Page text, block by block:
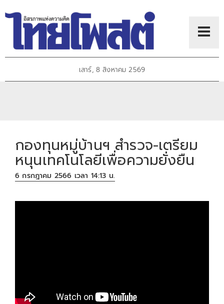
เสาร์, 8 สิงหาคม 2569
กองทุนหมู่บ้านฯ สำรวจ-เตรียม
หนุนเทคโนโลยีเพื่อความยั่งยืน
6 กรกฎาคม 2566 เวลา 14:13 น.